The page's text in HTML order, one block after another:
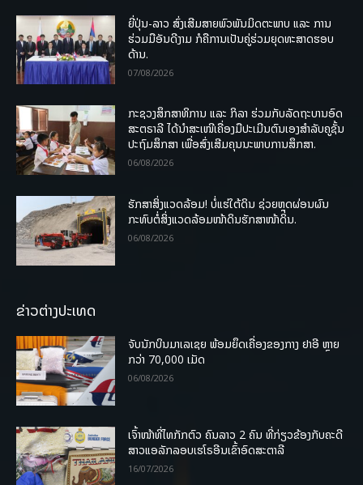
ຍີ່ປຸ່ນ-ລາວ ສົ່ງເສີມສາຍພົວພັນມິດຕະພາບ ແລະ ການ
ຮ່ວມມືອັນດີງາມ ກໍຄືການເປັນຄູ່ຮ່ວມຍຸດທະສາດຮອບ
ດ້ານ.
07/08/2026
ກະຊວງສຶກສາທິການ ແລະ ກິລາ ຮ່ວມກັບລັດຖະບານອົດ
ສະຕຣາລີ ໄດ້ນຳສະເໜີເຄື່ອງມືປະເມີນຕົນເອງສຳລັບຄູຊັ້ນ
ປະຖົມສຶກສາ ເພື່ອສົ່ງເສີມຄຸນນະພາບການສຶກສາ.
06/08/2026
ຮັກສາສິ່ງແວດລ້ອມ! ບໍ່ແຮ່ໃຕ້ດິນ ຊ່ວຍຫຼຸດຜ່ອນຜົນ
ກະທົບຕໍ່ສິ່ງແວດລ້ອມໜ້າດິນຮັກສາໜ້າດິນ.
06/08/2026
ຂ່າວຕ່າງປະເທດ
ຈັບນັກບິນມາເລເຊຍ ພ້ອມຍຶດເຄື່ອງຂອງກາງ ຢາອີ ຫຼາຍ
ກວ່າ 70,000 ເມັດ
06/08/2026
ເຈົ້າໜ້າທີ່ໄທກັກຕົວ ຄົນລາວ 2 ຄົນ ທີ່ກ່ຽວຂ້ອງກັບຄະດີ
ສາວແອລັກລອບເຮໂຣອີນເຂົ້າອົດສະຕາລີ
16/07/2026